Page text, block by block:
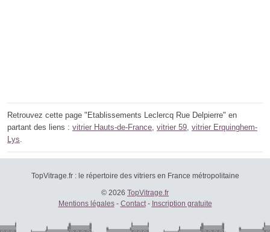
Retrouvez cette page "Etablissements Leclercq Rue Delpierre" en
partant des liens : vitrier Hauts-de-France vitrier 59 vitrier Erquinghem-
Lys
TopVitrage.fr : le répertoire des vitriers en France métropolitaine
© 2026 TopVitrage.fr
Mentions légales- Contact- Inscription gratuite